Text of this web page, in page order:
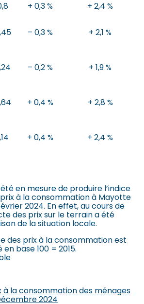
+ 0,3 % + 2,4 %
– 0,3 % + 2,1 %
– 0,2 % + 1,9 %
+ 0,4 % + 2,8 %
+ 0,4 % + 2,4 %
été en mesure de produire l’indice
à la consommation à Mayotte
2024. En effet, au cours de
des prix sur le terrain a été
de la situation locale.
des prix à la consommation est
base 100 = 2015.
à la consommation des ménages
2024